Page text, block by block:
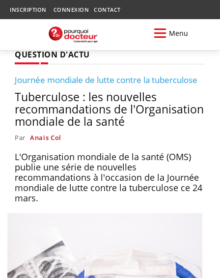
INSCRIPTION CONNEXION CONTACT
Menu
QUESTION D'ACTU
Journée mondiale de lutte contre la tuberculose
Tuberculose : les nouvelles
recommandations de l'Organisation
mondiale de la santé
Par Anaïs Col
L'Organisation mondiale de la santé (OMS)
publie une série de nouvelles
recommandations à l'occasion de la Journée
mondiale de lutte contre la tuberculose ce 24
mars.